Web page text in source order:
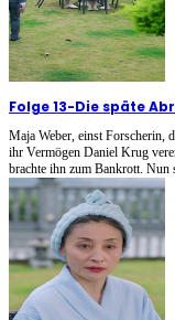
Folge 13-Die späte
Maja Weber, einst Forscherin,
ihr Vermögen Daniel Krug
brachte ihn zum Bankrott. Nun